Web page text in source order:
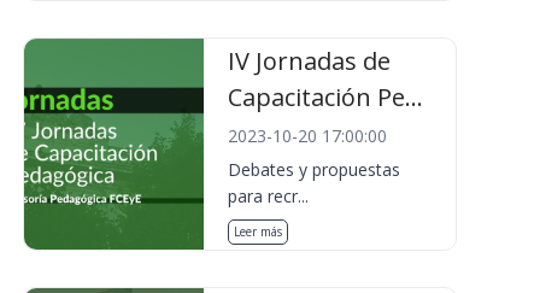
IV Jornadas de
Capacitación Pe...
2023-10-20 17:00:00
Debates y propuestas
para recr...
Leer más